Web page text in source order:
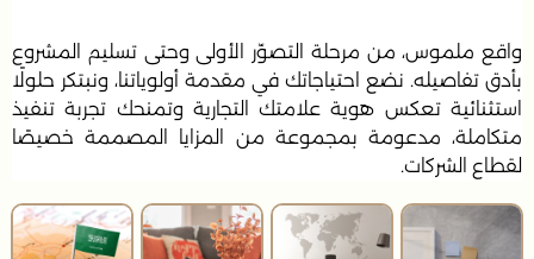
واقع ملموس، من مرحلة التصوّر الأولى وحتى تسليم المشروع
بأدق تفاصيله. نضع احتياجاتك في مقدمة أولوياتنا، ونبتكر حلولًا
استثنائية تعكس هوية علامتك التجارية وتمنحك تجربة تنفيذ
متكاملة، مدعومة بمجموعة من المزايا المصممة خصيصًا
لقطاع الشركات.